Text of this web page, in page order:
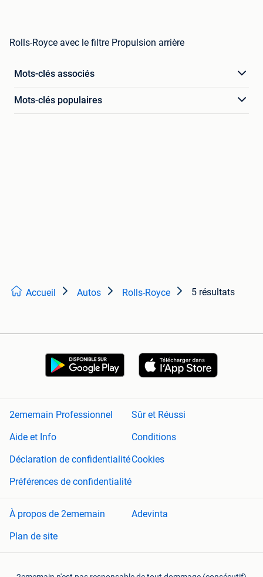
Rolls-Royce avec le filtre Propulsion arrière
Mots-clés associés
Mots-clés populaires
Accueil Autos Rolls-Royce 5 résultats
2ememain Professionnel
Sûr et Réussi
Aide et Info
Conditions
Déclaration de confidentialitéCookies
Préférences de confidentialité
À propos de 2ememain
Adevinta
Plan de site